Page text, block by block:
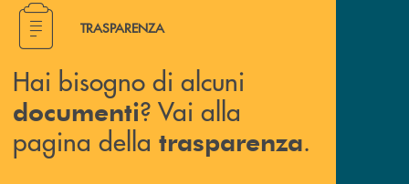
Hai bisogno di alcuni documenti ? Vai alla pagina della
TRASPARENZA
Hai bisogno di alcuni
documenti? Vai alla
pagina della trasparenza.